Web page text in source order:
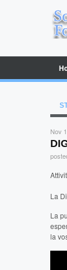
Nov
La
La
la